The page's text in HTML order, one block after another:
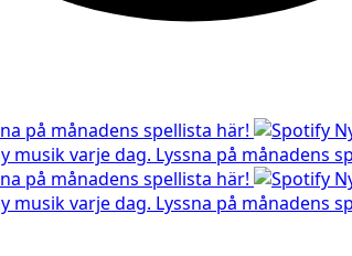
på månadens spellista här!
musik varje dag. Lyssna på månadens
på månadens spellista här!
musik varje dag. Lyssna på månadens